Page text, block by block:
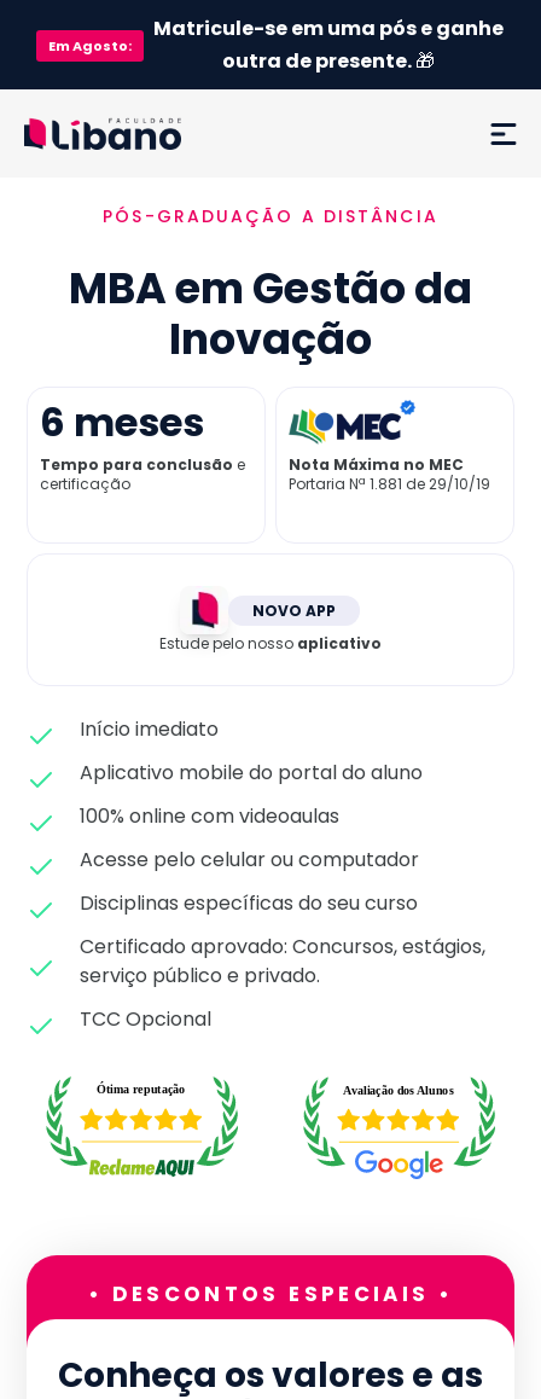
EmAgosto:
Matricule-se em uma pós e ganhe
outra de presente.🎁
Ementa
Como funciona
Credenciamento MEC
Preço
Já sou aluno
PÓS-GRADUAÇÃO A DISTÂNCIA
MBA em Gestão da
Inovação
6 meses
Tempo para conclusão e
certificação
Nota Máxima no MEC
Portaria Nª 1.881 de 29/10/19
NOVO APP
Estude pelo nosso aplicativo
Início imediato
Aplicativo mobile do portal do aluno
100% online com videoaulas
Acesse pelo celular ou computador
Disciplinas específicas do seu curso
Certificado aprovado: Concursos, estágios,
serviço público e privado.
TCC Opcional
• DESCONTOS ESPECIAIS •
Conheça os valores e as